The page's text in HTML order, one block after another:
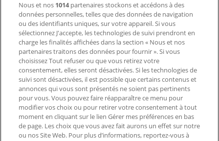
Contactez-nous
Demande marketing et professionnelle
Magasin mal situé sur la carte
Signaler un prospectus
Vous rencontrez un problème technique sur l’appli
ou le site?
Index
Nous et nos 1014partenaires stockons et accédons à des
données personnelles, telles que des données de navigation
ou des identifiants uniques, sur votre appareil. Si vous
sélectionnez J'accepte, les technologies de suivi prendront en
charge les finalités affichées dans la section « Nous et nos
partenaires traitons des données pour fournir ». Si vous
choisissez Tout refuser ou que vous retirez votre
consentement, elles seront désactivées. Si les technologies de
suivi sont désactivées, il est possible que certains contenus et
annonces qui vous sont présentés ne soient pas pertinents
pour vous. Vous pouvez faire réapparaître ce menu pour
modifier vos choix ou pour retirer votre consentement à tout
moment en cliquant sur le lien Gérer mes préférences en bas
de page. Les choix que vous avez fait aurons un effet sur notre
ou nos Site Web. Pour plus d’informations, reportez-vous à